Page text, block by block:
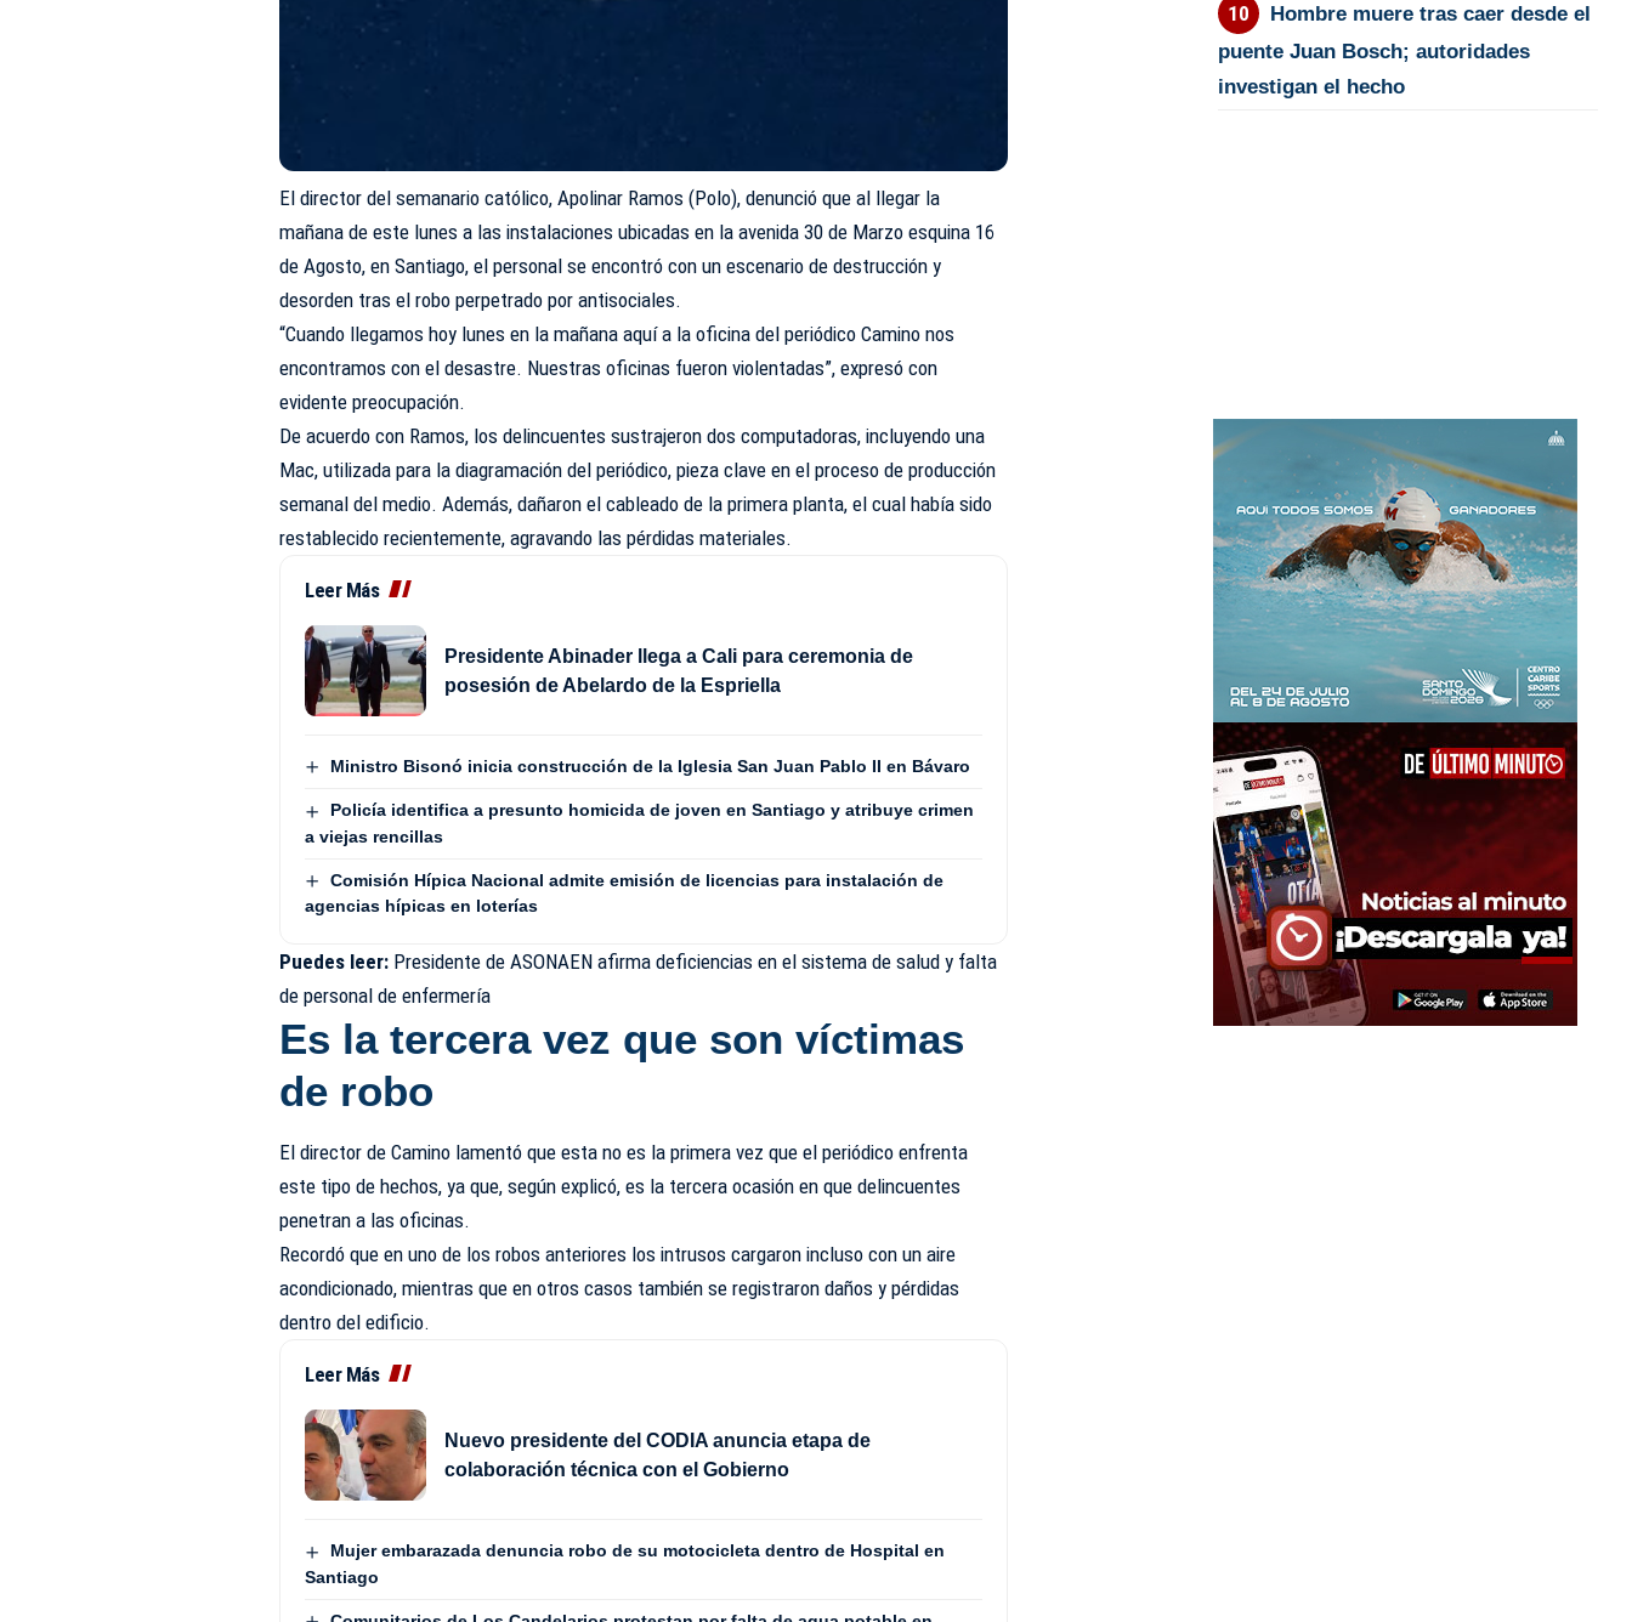
El director del semanario católico, Apolinar Ramos (Polo), denunció que al llegar la
mañana de este lunes a las instalaciones ubicadas en la avenida 30 de Marzo esquina 16
de Agosto, en Santiago, el personal se encontró con un escenario de destrucción y
desorden tras el robo perpetrado por antisociales.
“Cuando llegamos hoy lunes en la mañana aquí a la oficina del periódico Camino nos
encontramos con el desastre. Nuestras oficinas fueron violentadas”, expresó con
evidente preocupación.
De acuerdo con Ramos, los delincuentes sustrajeron dos computadoras, incluyendo una
Mac, utilizada para la diagramación del periódico, pieza clave en el proceso de producción
semanal del medio. Además, dañaron el cableado de la primera planta, el cual había sido
restablecido recientemente, agravando las pérdidas materiales.
Leer Más
Presidente Abinader llega a Cali para ceremonia de
posesión de Abelardo de la Espriella
Ministro Bisonó inicia construcción de la Iglesia San Juan Pablo II en Bávaro
Policía identifica a presunto homicida de joven en Santiago y atribuye crimen
a viejas rencillas
Comisión Hípica Nacional admite emisión de licencias para instalación de
agencias hípicas en loterías
Puedes leer: Presidente de ASONAEN afirma deficiencias en el sistema de salud y falta
de personal de enfermería
Es la tercera vez que son víctimas
de robo
El director de Camino lamentó que esta no es la primera vez que el periódico enfrenta
este tipo de hechos, ya que, según explicó, es la tercera ocasión en que delincuentes
penetran a las oficinas.
Recordó que en uno de los robos anteriores los intrusos cargaron incluso con un aire
acondicionado, mientras que en otros casos también se registraron daños y pérdidas
dentro del edificio.
Leer Más
Nuevo presidente del CODIA anuncia etapa de
colaboración técnica con el Gobierno
Mujer embarazada denuncia robo de su motocicleta dentro de Hospital en
Santiago
Hombre muere tras caer desde el
puente Juan Bosch; autoridades
investigan el hecho